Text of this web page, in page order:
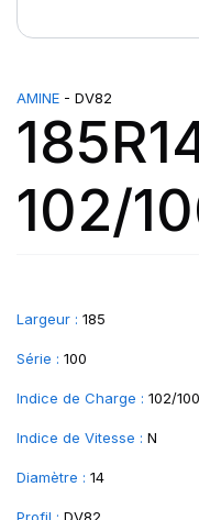
AMINE - DV82
102/
Largeur : 185
Série : 100
Indice de Charge : 102/100
Indice de Vitesse : N
Diamètre : 14